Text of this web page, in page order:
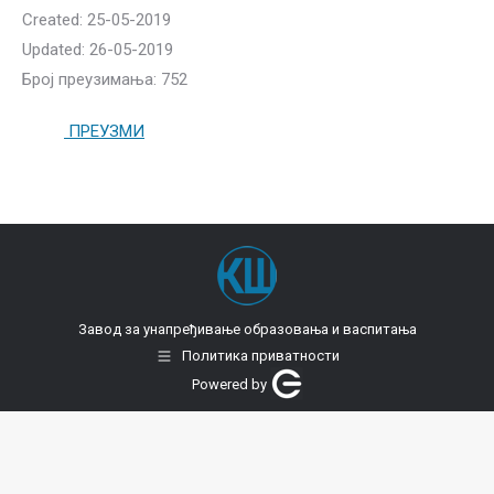
Created: 25-05-2019
Updated: 26-05-2019
Број преузимања: 752
ПРЕУЗМИ
Завод за унапређивање образовања и васпитања
Политика приватности
Powered by